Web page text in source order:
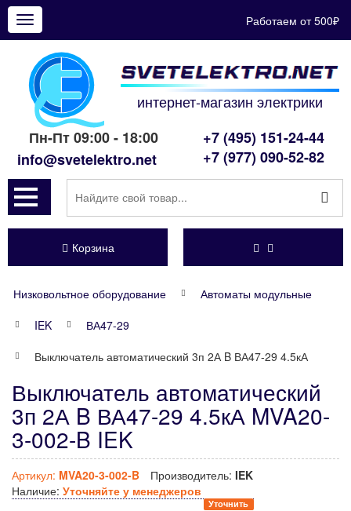
Показать
меню
Работаем от 500₽
интернет-магазин электрики
Пн-Пт 09:00 - 18:00
info@svetelektro.net
+7 (495) 151-24-44
+7 (977) 090-52-82
Корзина
Низковольтное оборудование
Автоматы модульные
IEK
ВА47-29
Выключатель автоматический 3п 2А B ВА47-29 4.5кА
Выключатель автоматический
3п 2А B ВА47-29 4.5кА MVA20-
3-002-B IEK
Артикул: MVA20-3-002-B Производитель: IEK
Наличие: Уточняйте у менеджеров
Уточнить